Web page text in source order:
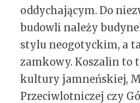
oddychającym. Do
budowli należy
stylu neogotyckim, a
zamkowy. Koszalin to
kultury jamneńskiej,
Przeciwlotniczej czy